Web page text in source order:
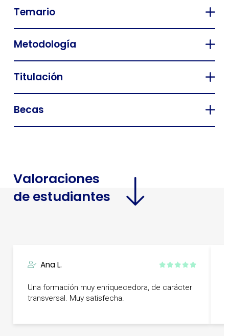
Temario
Metodología
Titulación
Becas
Valoraciones
de estudiantes
Ana L.
Una formación muy enriquecedora, de carácter
transversal. Muy satisfecha.